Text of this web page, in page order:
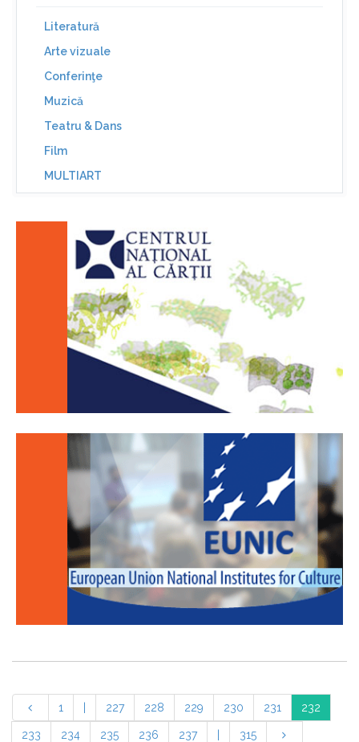
Literatură
Arte vizuale
Conferinţe
Muzică
Teatru & Dans
Film
MULTIART
1 227 228 229 230 231 232
233 234 235 236 237 315